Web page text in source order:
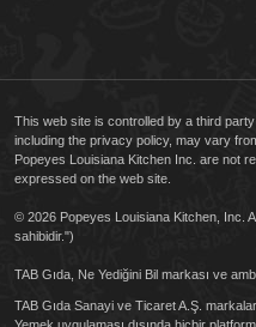
This web site is controlled by a third
including the privacy policy, may vary
Popeyes Louisiana Kitchen Inc. are not
expressed on the web site.
© 2026 Popeyes Louisiana Kitchen, Inc.
sahibidir.")
TAB Gıda, Ne Yediğini Bil markası ve
TAB Gıda Sanayi ve Ticaret A.Ş.
Yemek uygulaması dışında hiçbir